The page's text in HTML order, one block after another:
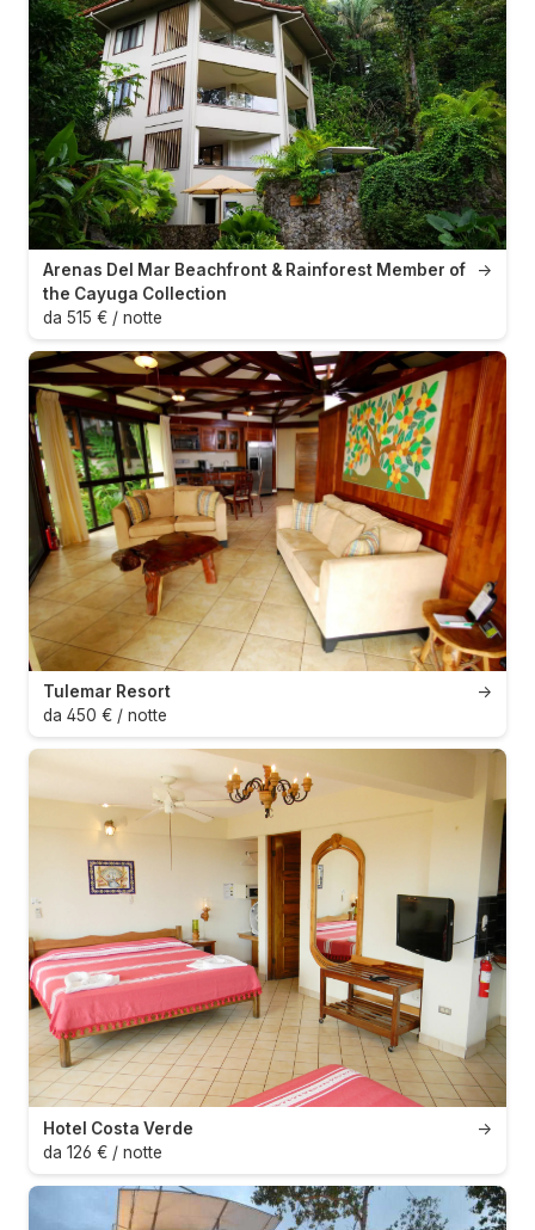
→
Arenas Del Mar Beachfront & Rainforest Member of
the Cayuga Collection
da 515 € / notte
→
Tulemar Resort
da 450 € / notte
→
Hotel Costa Verde
da 126 € / notte